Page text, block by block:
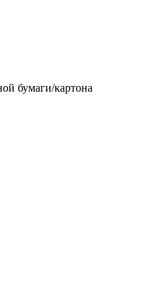
бумаги/картона